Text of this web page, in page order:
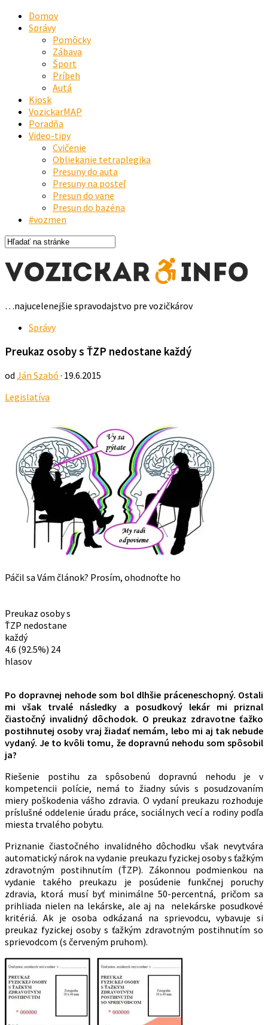
Domov
Správy
Pomôcky
Zábava
Šport
Príbeh
Autá
Kiosk
VozickarMAP
Poradňa
Video-tipy
Cvičenie
Obliekanie tetraplegika
Presuny do auta
Presuny na posteľ
Presun do vane
Presun do bazéna
#vozmen
…najucelenejšie spravodajstvo pre vozičkárov
Správy
Preukaz osoby s ŤZP nedostane každý
od Ján Szabó · 19.6.2015
Legislatíva
Páčil sa Vám článok? Prosím, ohodnoťte ho
Preukaz osoby s
ŤZP nedostane
každý
4.6 (92.5%) 24
hlasov
Po dopravnej nehode som bol dlhšie práceneschopný. Ostali
mi však trvalé následky a posudkový lekár mi priznal
čiastočný invalidný dôchodok. O preukaz zdravotne ťažko
postihnutej osoby vraj žiadať nemám, lebo mi aj tak nebude
vydaný. Je to kvôli tomu, že dopravnú nehodu som spôsobil
ja?
Riešenie postihu za spôsobenú dopravnú nehodu je v
kompetencii polície, nemá to žiadny súvis s posudzovaním
miery poškodenia vášho zdravia. O vydaní preukazu rozhoduje
príslušné oddelenie úradu práce, sociálnych vecí a rodiny podľa
miesta trvalého pobytu.
Priznanie čiastočného invalidného dôchodku však nevytvára
automatický nárok na vydanie preukazu fyzickej osoby s ťažkým
zdravotným postihnutím (ŤZP). Zákonnou podmienkou na
vydanie takého preukazu je posúdenie funkčnej poruchy
zdravia, ktorá musí byť minimálne 50-percentná, pričom sa
prihliada nielen na lekárske, ale aj na nelekárske posudkové
kritériá. Ak je osoba odkázaná na sprievodcu, vybavuje si
preukaz fyzickej osoby s ťažkým zdravotným postihnutím so
sprievodcom (s červeným pruhom).